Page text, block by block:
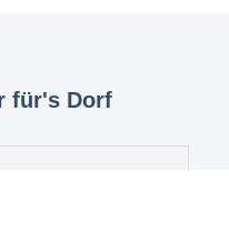
für's Dorf